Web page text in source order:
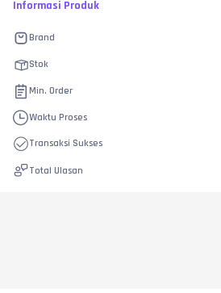
Informasi Produk
Brand
Stok
Min. Order
Waktu Proses
Transaksi Sukses
Total Ulasan